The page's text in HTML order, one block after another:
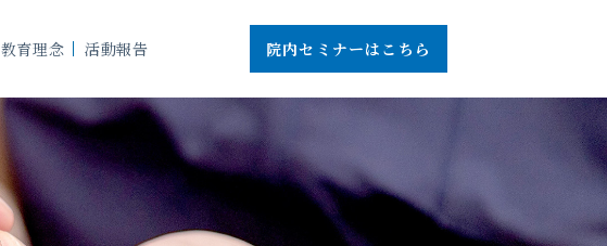
教育理念 活動報告 院内セミナーはこちら
教育理念 活動報告 院内セミナーはこちら